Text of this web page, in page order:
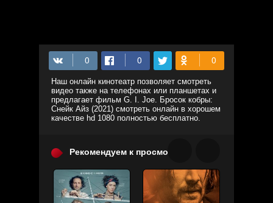
Наш онлайн кинотеатр позволяет смотреть
видео также на телефонах или планшетах и
предлагает фильм G. I. Joe. Бросок кобры:
Снейк Айз (2021) смотреть онлайн в хорошем
качестве hd 1080 полностью бесплатно.
Рекомендуем к просмотру: